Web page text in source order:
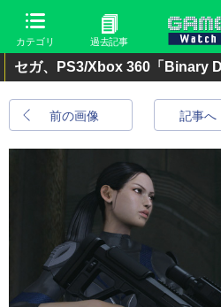
カテゴリ 過去記事
セガ、PS3/Xbox 360「Binary
前の画像 記事へ